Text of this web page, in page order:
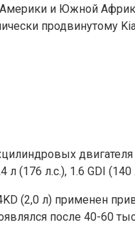
и Южной
продвинутому
л.с.), 1.6 GDI (140
(2,0 л) применен
после 40-60